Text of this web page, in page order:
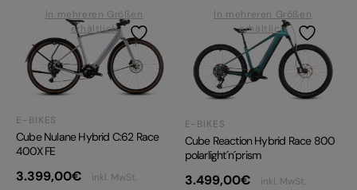
In mehreren Größen
erhältlich
E-BIKES
Cube Nulane Hybrid C:62 Race
400X FE
3.399,00€ inkl. MwSt.
In mehreren Größen
erhältlich
E-BIKES
Cube Reaction Hybrid Race 800
polarlight´n´prism
3.499,00€ inkl. MwSt.